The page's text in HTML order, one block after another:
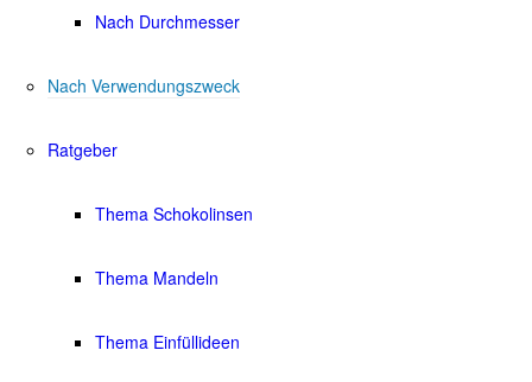
Nach Durchmesser
Nach Verwendungszweck
Ratgeber
Thema Schokolinsen
Thema Mandeln
Thema Einfüllideen